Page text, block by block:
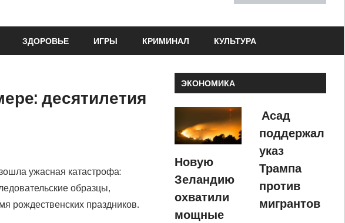
ЗДОРОВЬЕ ИГРЫ КРИМИНАЛ КУЛЬТУРА
десятилетия
ужасная катастрофа:
образцы,
рождественских праздников.
ЭКОНОМИКА
Новую
Зеландию
охватили
мощные
Асад
поддержал
указ
Трампа
против
мигрантов